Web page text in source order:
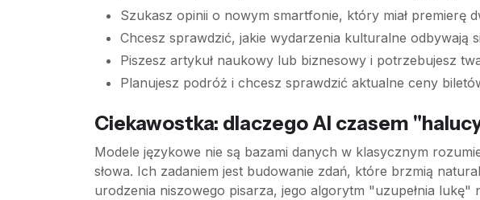
Szukasz opinii o nowym smartfonie, który miał premierę
Chcesz sprawdzić, jakie wydarzenia kulturalne odbywają
Piszesz artykuł naukowy lub biznesowy i potrzebujesz
Planujesz podróż i chcesz sprawdzić aktualne ceny
Ciekawostka: dlaczego AI czasem
Modele językowe nie są bazami danych w klasycznym
słowa. Ich zadaniem jest budowanie zdań, które brzmią
urodzenia niszowego pisarza, jego algorytm "uzupełnia